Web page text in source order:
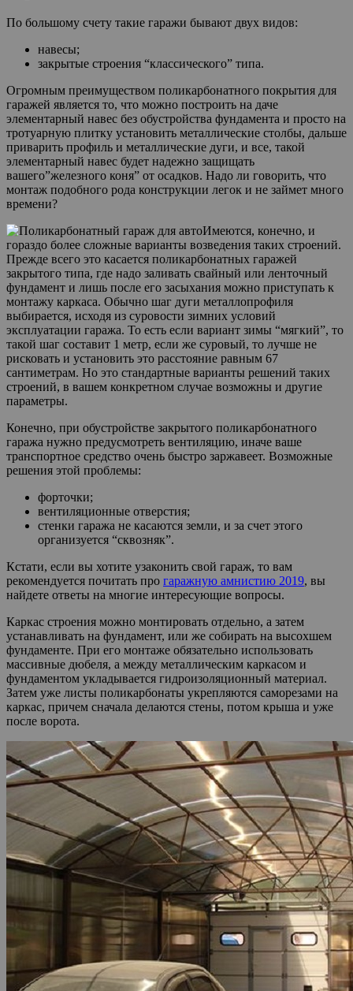
По большому счету такие гаражи бывают двух видов:
навесы;
закрытые строения “классического” типа.
Огромным преимуществом поликарбонатного покрытия для
гаражей является то, что можно построить на даче
элементарный навес без обустройства фундамента и просто на
тротуарную плитку установить металлические столбы, дальше
приварить профиль и металлические дуги, и все, такой
элементарный навес будет надежно защищать
вашего”железного коня” от осадков. Надо ли говорить, что
монтаж подобного рода конструкции легок и не займет много
времени?
Имеются, конечно, и
гораздо более сложные варианты возведения таких строений.
Прежде всего это касается поликарбонатных гаражей
закрытого типа, где надо заливать свайный или ленточный
фундамент и лишь после его засыхания можно приступать к
монтажу каркаса. Обычно шаг дуги металлопрофиля
выбирается, исходя из суровости зимних условий
эксплуатации гаража. То есть если вариант зимы “мягкий”, то
такой шаг составит 1 метр, если же суровый, то лучше не
рисковать и установить это расстояние равным 67
сантиметрам. Но это стандартные варианты решений таких
строений, в вашем конкретном случае возможны и другие
параметры.
Конечно, при обустройстве закрытого поликарбонатного
гаража нужно предусмотреть вентиляцию, иначе ваше
транспортное средство очень быстро заржавеет. Возможные
решения этой проблемы:
форточки;
вентиляционные отверстия;
стенки гаража не касаются земли, и за счет этого
организуется “сквозняк”.
Кстати, если вы хотите узаконить свой гараж, то вам
рекомендуется почитать про гаражную амнистию 2019, вы
найдете ответы на многие интересующие вопросы.
Каркас строения можно монтировать отдельно, а затем
устанавливать на фундамент, или же собирать на высохшем
фундаменте. При его монтаже обязательно использовать
массивные дюбеля, а между металлическим каркасом и
фундаментом укладывается гидроизоляционный материал.
Затем уже листы поликарбонаты укрепляются саморезами на
каркас, причем сначала делаются стены, потом крыша и уже
после ворота.